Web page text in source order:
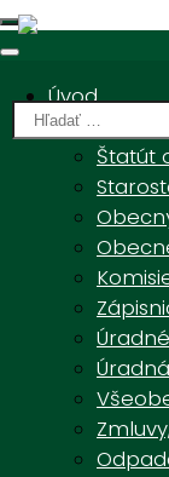
Úvod
Obecný úrad
Štatút